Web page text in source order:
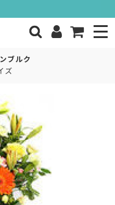
ブルク
ズ